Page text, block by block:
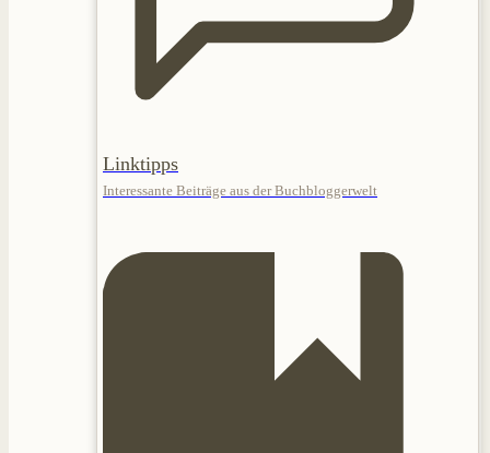
Linktipps
Interessante Beiträge aus der Buchbloggerwelt